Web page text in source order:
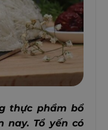
thực phẩm bổ
nay. Tổ yến có